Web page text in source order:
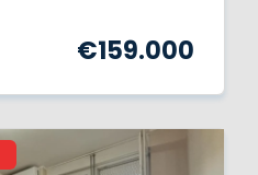
€159.000